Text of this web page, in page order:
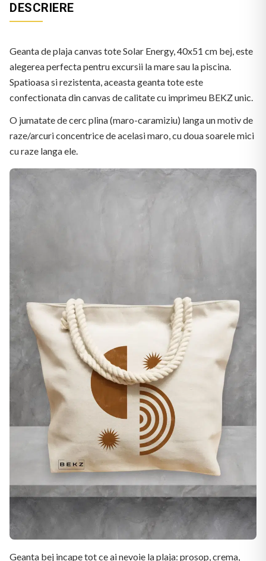
DESCRIERE
Geanta de plaja canvas tote Solar Energy, 40x51 cm bej, este
alegerea perfecta pentru excursii la mare sau la piscina.
Spatioasa si rezistenta, aceasta geanta tote este
confectionata din canvas de calitate cu imprimeu BEKZ unic.
O jumatate de cerc plina (maro-caramiziu) langa un motiv de
raze/arcuri concentrice de acelasi maro, cu doua soarele mici
cu raze langa ele.
Geanta bej incape tot ce ai nevoie la plaja: prosop, crema,